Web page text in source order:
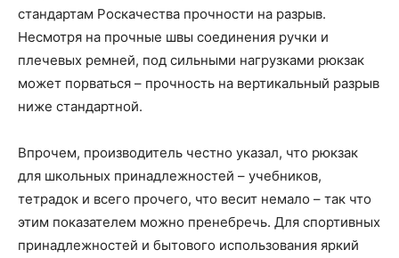
стандартам Роскачества прочности на разрыв.
Несмотря на прочные швы соединения ручки и
плечевых ремней, под сильными нагрузками рюкзак
может порваться – прочность на вертикальный разрыв
ниже стандартной.
Впрочем, производитель честно указал, что рюкзак
для школьных принадлежностей – учебников,
тетрадок и всего прочего, что весит немало – так что
этим показателем можно пренебречь. Для спортивных
принадлежностей и бытового использования яркий